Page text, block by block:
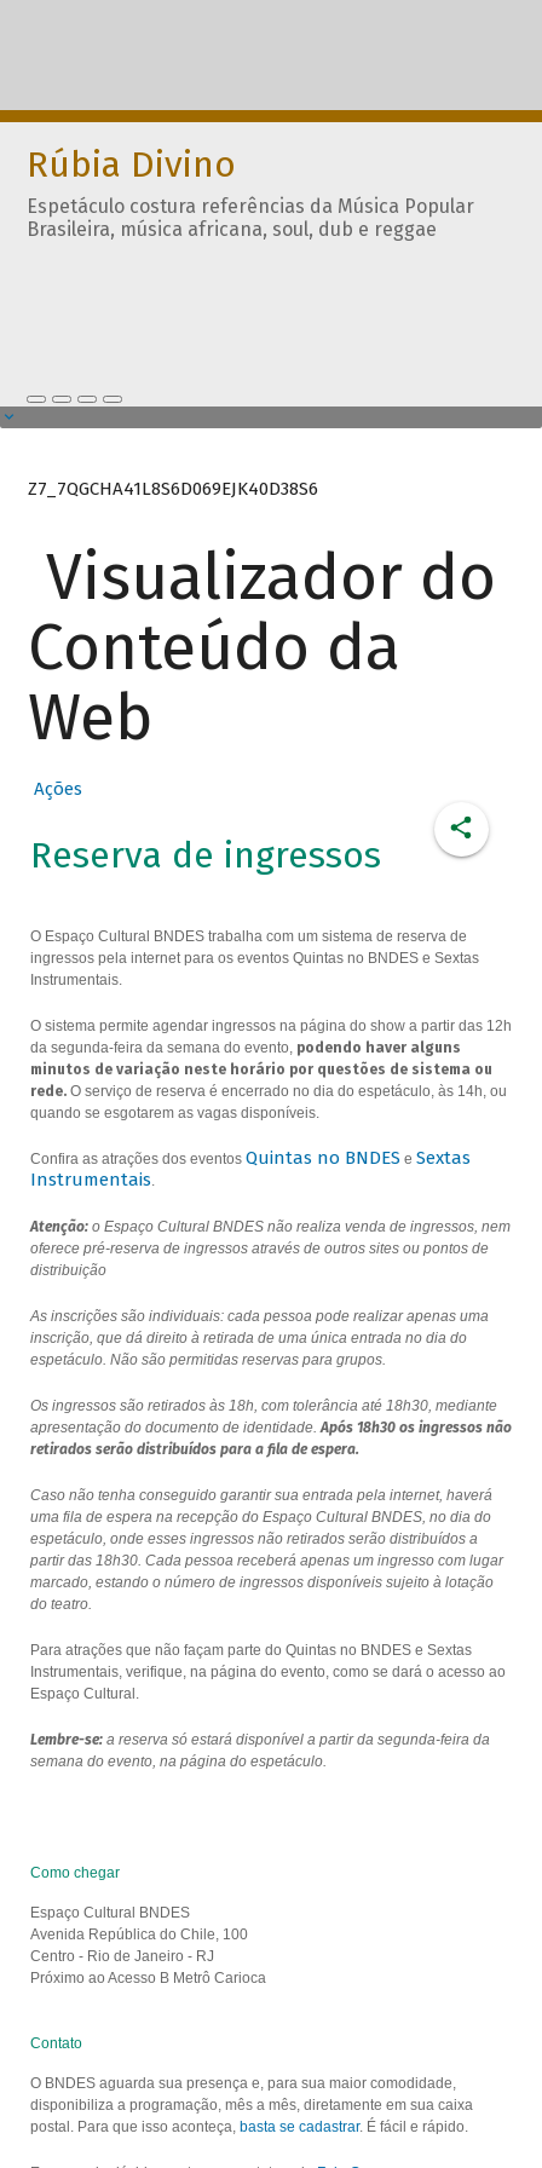
Rúbia Divino
Espetáculo costura referências da Música Popular
Brasileira, música africana, soul, dub e reggae
Z7_7QGCHA41L8S6D069EJK40D38S6
Visualizador do
Conteúdo da
Web
Ações
Reserva de ingressos
O Espaço Cultural BNDES trabalha com um sistema de reserva de
ingressos pela internet para os eventos Quintas no BNDES e Sextas
Instrumentais.
O sistema permite agendar ingressos na página do show a partir das 12h
da segunda-feira da semana do evento, podendo haver alguns
minutos de variação neste horário por questões de sistema ou
rede.O serviço de reserva é encerrado no dia do espetáculo, às 14h, ou
quando se esgotarem as vagas disponíveis.
Confira as atrações dos eventos Quintas no BNDES e Sextas
Instrumentais.
Atenção:o Espaço Cultural BNDES não realiza venda de ingressos, nem
oferece pré-reserva de ingressos através de outros sites ou pontos de
distribuição
As inscrições são individuais: cada pessoa pode realizar apenas uma
inscrição, que dá direito à retirada de uma única entrada no dia do
espetáculo. Não são permitidas reservas para grupos.
Os ingressos são retirados às 18h, com tolerância até 18h30, mediante
apresentação do documento de identidade.Após 18h30 os ingressos não
retirados serão distribuídos para a fila de espera.
Caso não tenha conseguido garantir sua entrada pela internet, haverá
uma fila de espera na recepção do Espaço Cultural BNDES, no dia do
espetáculo, onde esses ingressos não retirados serão distribuídos a
partir das 18h30. Cada pessoa receberá apenas um ingresso com lugar
marcado, estando o número de ingressos disponíveis sujeito à lotação
do teatro.
Para atrações que não façam parte do Quintas no BNDES e Sextas
Instrumentais, verifique, na página do evento, como se dará o acesso ao
Espaço Cultural.
Lembre-se:a reserva só estará disponível a partir da segunda-feira da
semana do evento, na página do espetáculo.
Como chegar
Espaço Cultural BNDES
Avenida República do Chile, 100
Centro - Rio de Janeiro - RJ
Próximo ao Acesso B Metrô Carioca
Contato
O BNDES aguarda sua presença e, para sua maior comodidade,
disponibiliza a programação, mês a mês, diretamente em sua caixa
postal. Para que isso aconteça, basta se cadastrar. É fácil e rápido.